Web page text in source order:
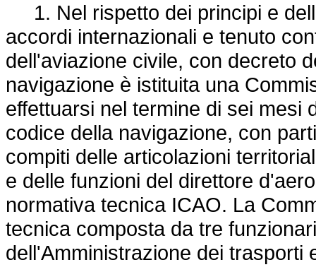
1. Nel rispetto dei principi e
accordi internazionali e tenuto
dell'aviazione civile, con decreto
navigazione è istituita una
effettuarsi nel termine di sei mesi
codice della navigazione, con
compiti delle articolazioni
e delle funzioni del direttore
normativa tecnica ICAO. La
tecnica composta da tre
dell'Amministrazione dei trasporti